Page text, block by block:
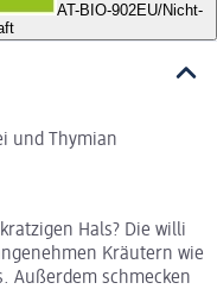
AT-BIO-902EU/Nicht-
und Thymian
Hals? Die willi
Kräutern wie
Außerdem schmecken